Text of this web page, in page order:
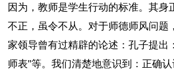
因为，教师是学生行动的标准。其身
不正，虽令不从。对于师德师风问题
家领导曾有过精辟的论述：孔子提出
师表"等。我们清楚地意识到：正确